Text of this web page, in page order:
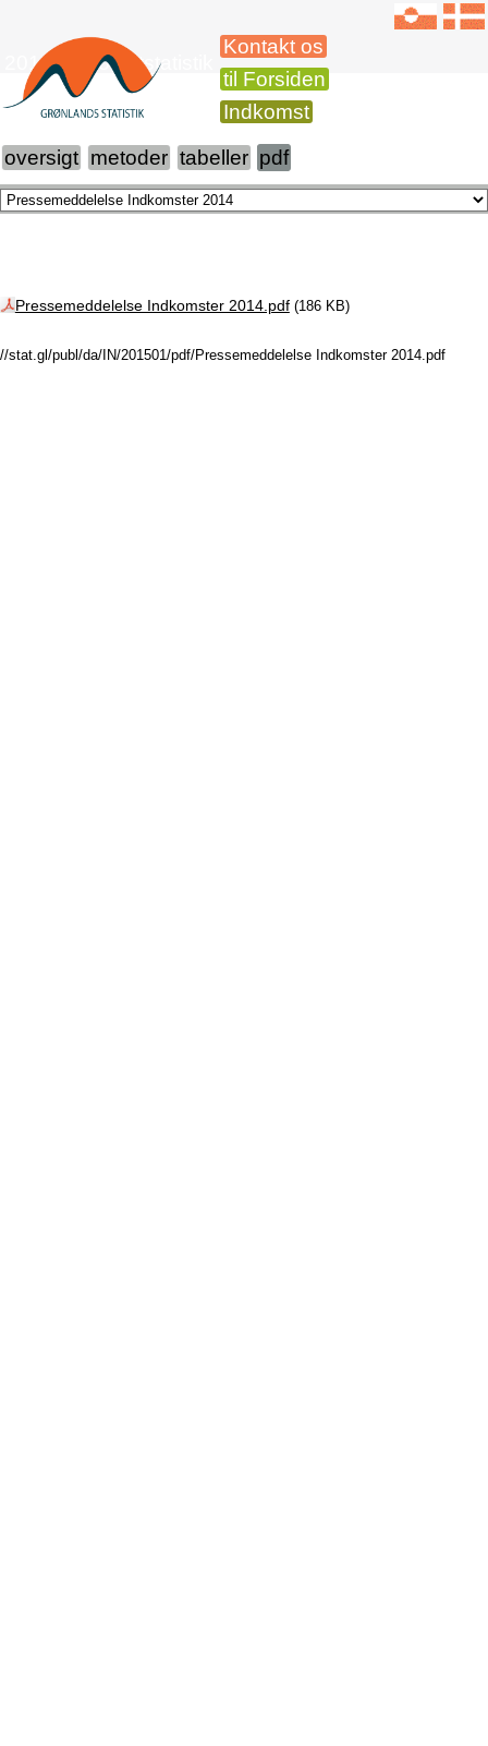
Kontakt os
til Forsiden
Indkomst
2014 Indkomststatistik
oversigt metoder tabeller pdf
Pressemeddelelse Indkomster 2014.pdf(186 KB)
//stat.gl/publ/da/IN/201501/pdf/Pressemeddelelse Indkomster 2014.pdf